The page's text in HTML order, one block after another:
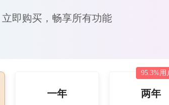
立即购买，畅享所有功能
一年
95.3%用
两年